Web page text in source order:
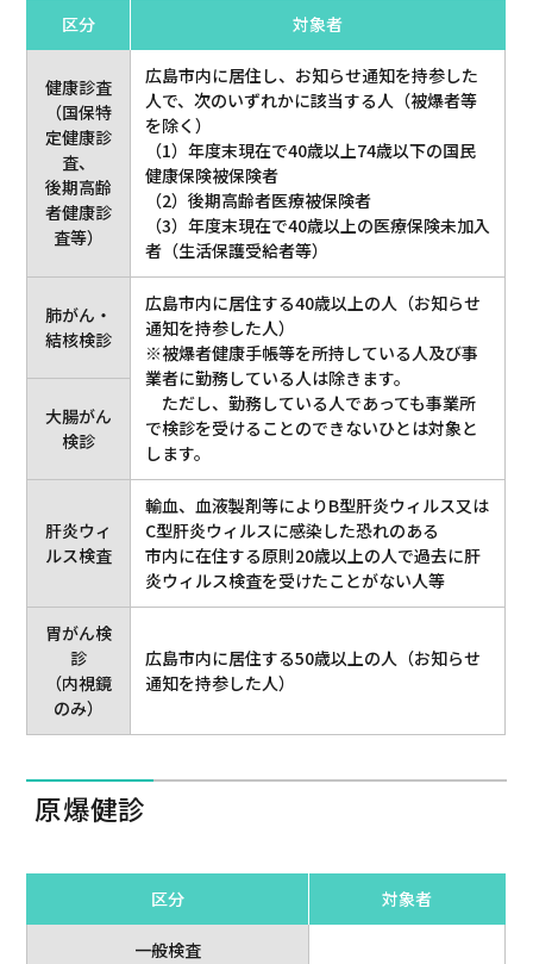
区分 対象者
健康診査
（国保特
定健康診
査、
後期高齢
者健康診
査等）
広島市内に居住し、お知らせ通知を持参した
人で、次のいずれかに該当する人（被爆者等
を除く）
（1）年度末現在で40歳以上74歳以下の国民
健康保険被保険者
（2）後期高齢者医療被保険者
（3）年度末現在で40歳以上の医療保険未加入
者（生活保護受給者等）
肺がん・
結核検診
広島市内に居住する40歳以上の人（お知らせ
通知を持参した人）
※被爆者健康手帳等を所持している人及び事
業者に勤務している人は除きます。
ただし、勤務している人であっても事業所
で検診を受けることのできないひとは対象と
します。
大腸がん
検診
肝炎ウィ
ルス検査
輸血、血液製剤等によりB型肝炎ウィルス又は
C型肝炎ウィルスに感染した恐れのある
市内に在住する原則20歳以上の人で過去に肝
炎ウィルス検査を受けたことがない人等
胃がん検
診
（内視鏡
のみ）
広島市内に居住する50歳以上の人（お知らせ
通知を持参した人）
原爆健診
区分 対象者
一般検査